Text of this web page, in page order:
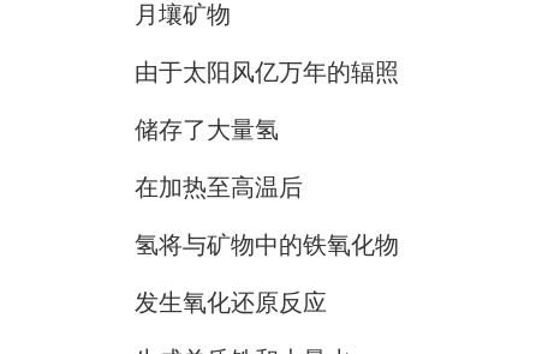
月壤矿物
由于太阳风亿万年的辐照
储存了大量氢
在加热至高温后
氢将与矿物中的铁氧化物
发生氧化还原反应